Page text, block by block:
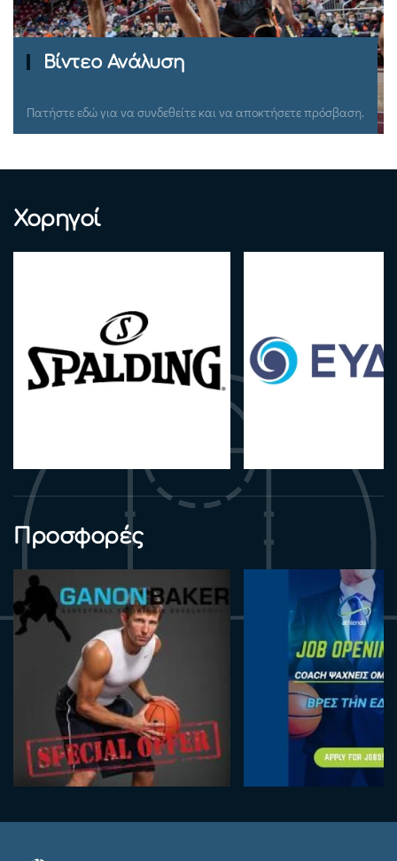
Ομιλίες Σεμιναρίων
Πατήστε εδώ για να συνδεθείτε και να αποκτήσετε πρόσβαση.
Χορηγοί
Προσφορές